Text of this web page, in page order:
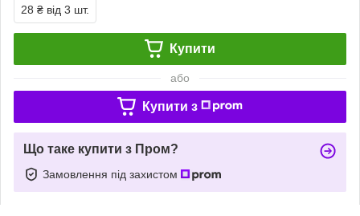
28 ₴ від 3 шт.
Купити
або
Купити з
Що таке купити з Пром?
Замовлення під захистом